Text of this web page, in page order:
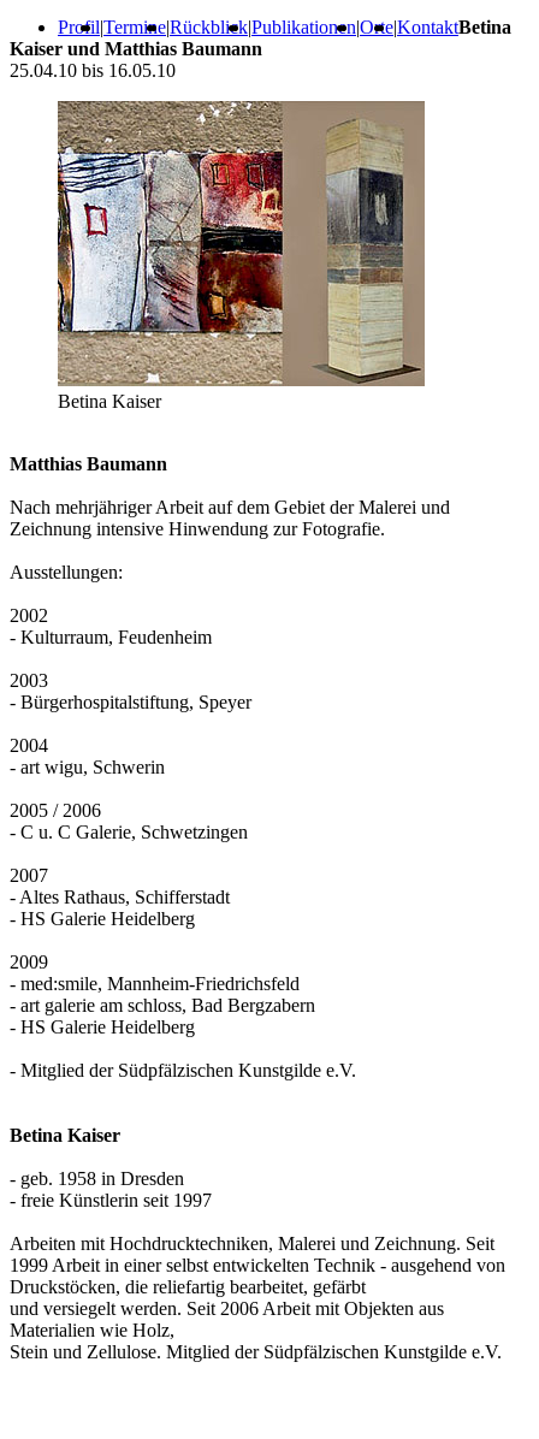
Profil|Termine|Rückblick|Publikationen|Orte|KontaktBetina
Kaiser und Matthias Baumann
25.04.10 bis 16.05.10
Betina Kaiser
Matthias Baumann
Nach mehrjähriger Arbeit auf dem Gebiet der Malerei und
Zeichnung intensive Hinwendung zur Fotografie.
Ausstellungen:
2002
- Kulturraum, Feudenheim
2003
- Bürgerhospitalstiftung, Speyer
2004
- art wigu, Schwerin
2005 / 2006
- C u. C Galerie, Schwetzingen
2007
- Altes Rathaus, Schifferstadt
- HS Galerie Heidelberg
2009
- med:smile, Mannheim-Friedrichsfeld
- art galerie am schloss, Bad Bergzabern
- HS Galerie Heidelberg
- Mitglied der Südpfälzischen Kunstgilde e.V.
Betina Kaiser
- geb. 1958 in Dresden
- freie Künstlerin seit 1997
Arbeiten mit Hochdrucktechniken, Malerei und Zeichnung. Seit
1999 Arbeit in einer selbst entwickelten Technik - ausgehend von
Druckstöcken, die reliefartig bearbeitet, gefärbt
und versiegelt werden. Seit 2006 Arbeit mit Objekten aus
Materialien wie Holz,
Stein und Zellulose. Mitglied der Südpfälzischen Kunstgilde e.V.